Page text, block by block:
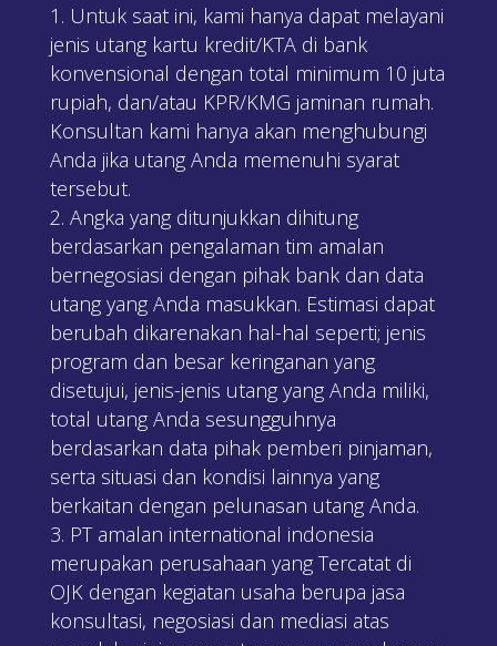
Untuk saat ini, kami hanya dapat melayani
jenis utang kartu kredit/KTA di bank
konvensional dengan total minimum 10 juta
rupiah, dan/atau KPR/KMG jaminan rumah.
Konsultan kami hanya akan menghubungi
Anda jika utang Anda memenuhi syarat
tersebut.
Angka yang ditunjukkan dihitung
berdasarkan pengalaman tim amalan
bernegosiasi dengan pihak bank dan data
utang yang Anda masukkan. Estimasi dapat
berubah dikarenakan hal-hal seperti; jenis
program dan besar keringanan yang
disetujui, jenis-jenis utang yang Anda miliki,
total utang Anda sesungguhnya
berdasarkan data pihak pemberi pinjaman,
serta situasi dan kondisi lainnya yang
berkaitan dengan pelunasan utang Anda.
PT amalan international indonesia
merupakan perusahaan yang Tercatat di
OJK dengan kegiatan usaha berupa jasa
konsultasi, negosiasi dan mediasi atas